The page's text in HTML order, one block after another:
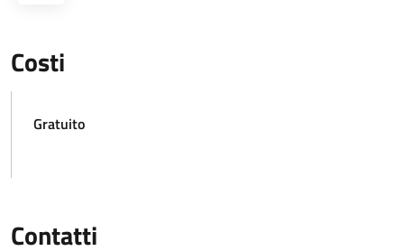
Costi
Gratuito
Contatti